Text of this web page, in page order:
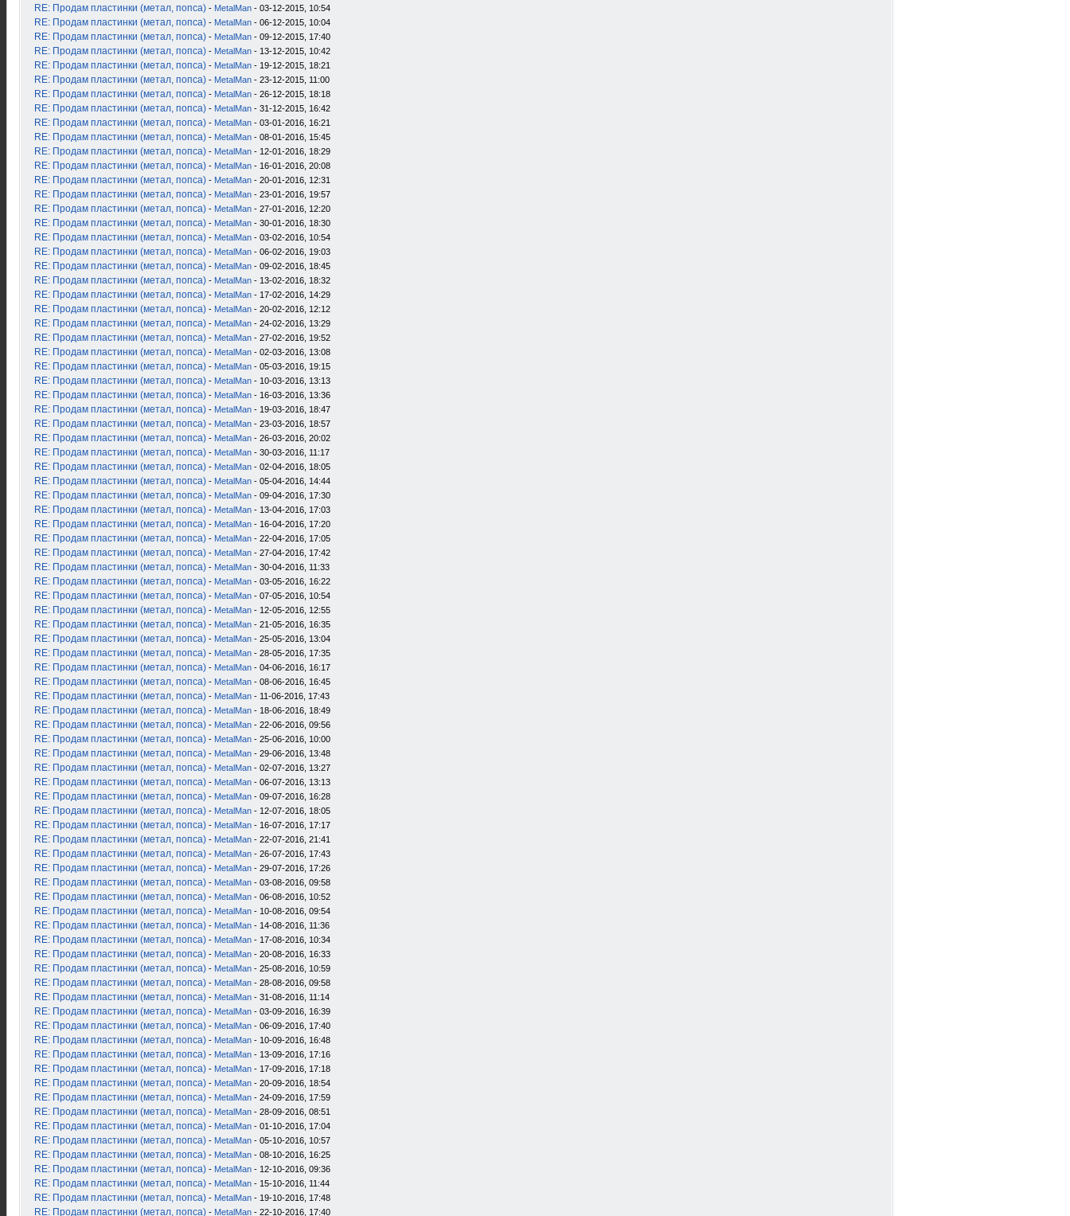
RE: Продам пластинки (метал, попса) - MetalMan - 03-12-2015, 10:54
RE: Продам пластинки (метал, попса) - MetalMan - 06-12-2015, 10:04
RE: Продам пластинки (метал, попса) - MetalMan - 09-12-2015, 17:40
RE: Продам пластинки (метал, попса) - MetalMan - 13-12-2015, 10:42
RE: Продам пластинки (метал, попса) - MetalMan - 19-12-2015, 18:21
RE: Продам пластинки (метал, попса) - MetalMan - 23-12-2015, 11:00
RE: Продам пластинки (метал, попса) - MetalMan - 26-12-2015, 18:18
RE: Продам пластинки (метал, попса) - MetalMan - 31-12-2015, 16:42
RE: Продам пластинки (метал, попса) - MetalMan - 03-01-2016, 16:21
RE: Продам пластинки (метал, попса) - MetalMan - 08-01-2016, 15:45
RE: Продам пластинки (метал, попса) - MetalMan - 12-01-2016, 18:29
RE: Продам пластинки (метал, попса) - MetalMan - 16-01-2016, 20:08
RE: Продам пластинки (метал, попса) - MetalMan - 20-01-2016, 12:31
RE: Продам пластинки (метал, попса) - MetalMan - 23-01-2016, 19:57
RE: Продам пластинки (метал, попса) - MetalMan - 27-01-2016, 12:20
RE: Продам пластинки (метал, попса) - MetalMan - 30-01-2016, 18:30
RE: Продам пластинки (метал, попса) - MetalMan - 03-02-2016, 10:54
RE: Продам пластинки (метал, попса) - MetalMan - 06-02-2016, 19:03
RE: Продам пластинки (метал, попса) - MetalMan - 09-02-2016, 18:45
RE: Продам пластинки (метал, попса) - MetalMan - 13-02-2016, 18:32
RE: Продам пластинки (метал, попса) - MetalMan - 17-02-2016, 14:29
RE: Продам пластинки (метал, попса) - MetalMan - 20-02-2016, 12:12
RE: Продам пластинки (метал, попса) - MetalMan - 24-02-2016, 13:29
RE: Продам пластинки (метал, попса) - MetalMan - 27-02-2016, 19:52
RE: Продам пластинки (метал, попса) - MetalMan - 02-03-2016, 13:08
RE: Продам пластинки (метал, попса) - MetalMan - 05-03-2016, 19:15
RE: Продам пластинки (метал, попса) - MetalMan - 10-03-2016, 13:13
RE: Продам пластинки (метал, попса) - MetalMan - 16-03-2016, 13:36
RE: Продам пластинки (метал, попса) - MetalMan - 19-03-2016, 18:47
RE: Продам пластинки (метал, попса) - MetalMan - 23-03-2016, 18:57
RE: Продам пластинки (метал, попса) - MetalMan - 26-03-2016, 20:02
RE: Продам пластинки (метал, попса) - MetalMan - 30-03-2016, 11:17
RE: Продам пластинки (метал, попса) - MetalMan - 02-04-2016, 18:05
RE: Продам пластинки (метал, попса) - MetalMan - 05-04-2016, 14:44
RE: Продам пластинки (метал, попса) - MetalMan - 09-04-2016, 17:30
RE: Продам пластинки (метал, попса) - MetalMan - 13-04-2016, 17:03
RE: Продам пластинки (метал, попса) - MetalMan - 16-04-2016, 17:20
RE: Продам пластинки (метал, попса) - MetalMan - 22-04-2016, 17:05
RE: Продам пластинки (метал, попса) - MetalMan - 27-04-2016, 17:42
RE: Продам пластинки (метал, попса) - MetalMan - 30-04-2016, 11:33
RE: Продам пластинки (метал, попса) - MetalMan - 03-05-2016, 16:22
RE: Продам пластинки (метал, попса) - MetalMan - 07-05-2016, 10:54
RE: Продам пластинки (метал, попса) - MetalMan - 12-05-2016, 12:55
RE: Продам пластинки (метал, попса) - MetalMan - 21-05-2016, 16:35
RE: Продам пластинки (метал, попса) - MetalMan - 25-05-2016, 13:04
RE: Продам пластинки (метал, попса) - MetalMan - 28-05-2016, 17:35
RE: Продам пластинки (метал, попса) - MetalMan - 04-06-2016, 16:17
RE: Продам пластинки (метал, попса) - MetalMan - 08-06-2016, 16:45
RE: Продам пластинки (метал, попса) - MetalMan - 11-06-2016, 17:43
RE: Продам пластинки (метал, попса) - MetalMan - 18-06-2016, 18:49
RE: Продам пластинки (метал, попса) - MetalMan - 22-06-2016, 09:56
RE: Продам пластинки (метал, попса) - MetalMan - 25-06-2016, 10:00
RE: Продам пластинки (метал, попса) - MetalMan - 29-06-2016, 13:48
RE: Продам пластинки (метал, попса) - MetalMan - 02-07-2016, 13:27
RE: Продам пластинки (метал, попса) - MetalMan - 06-07-2016, 13:13
RE: Продам пластинки (метал, попса) - MetalMan - 09-07-2016, 16:28
RE: Продам пластинки (метал, попса) - MetalMan - 12-07-2016, 18:05
RE: Продам пластинки (метал, попса) - MetalMan - 16-07-2016, 17:17
RE: Продам пластинки (метал, попса) - MetalMan - 22-07-2016, 21:41
RE: Продам пластинки (метал, попса) - MetalMan - 26-07-2016, 17:43
RE: Продам пластинки (метал, попса) - MetalMan - 29-07-2016, 17:26
RE: Продам пластинки (метал, попса) - MetalMan - 03-08-2016, 09:58
RE: Продам пластинки (метал, попса) - MetalMan - 06-08-2016, 10:52
RE: Продам пластинки (метал, попса) - MetalMan - 10-08-2016, 09:54
RE: Продам пластинки (метал, попса) - MetalMan - 14-08-2016, 11:36
RE: Продам пластинки (метал, попса) - MetalMan - 17-08-2016, 10:34
RE: Продам пластинки (метал, попса) - MetalMan - 20-08-2016, 16:33
RE: Продам пластинки (метал, попса) - MetalMan - 25-08-2016, 10:59
RE: Продам пластинки (метал, попса) - MetalMan - 28-08-2016, 09:58
RE: Продам пластинки (метал, попса) - MetalMan - 31-08-2016, 11:14
RE: Продам пластинки (метал, попса) - MetalMan - 03-09-2016, 16:39
RE: Продам пластинки (метал, попса) - MetalMan - 06-09-2016, 17:40
RE: Продам пластинки (метал, попса) - MetalMan - 10-09-2016, 16:48
RE: Продам пластинки (метал, попса) - MetalMan - 13-09-2016, 17:16
RE: Продам пластинки (метал, попса) - MetalMan - 17-09-2016, 17:18
RE: Продам пластинки (метал, попса) - MetalMan - 20-09-2016, 18:54
RE: Продам пластинки (метал, попса) - MetalMan - 24-09-2016, 17:59
RE: Продам пластинки (метал, попса) - MetalMan - 28-09-2016, 08:51
RE: Продам пластинки (метал, попса) - MetalMan - 01-10-2016, 17:04
RE: Продам пластинки (метал, попса) - MetalMan - 05-10-2016, 10:57
RE: Продам пластинки (метал, попса) - MetalMan - 08-10-2016, 16:25
RE: Продам пластинки (метал, попса) - MetalMan - 12-10-2016, 09:36
RE: Продам пластинки (метал, попса) - MetalMan - 15-10-2016, 11:44
RE: Продам пластинки (метал, попса) - MetalMan - 19-10-2016, 17:48
RE: Продам пластинки (метал, попса) - MetalMan - 22-10-2016, 17:40